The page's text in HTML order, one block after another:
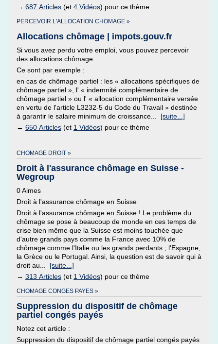
→ 687 Articles (et 4 Vidéos) pour ce thème
PERCEVOIR L'ALLOCATION CHOMAGE »
Allocations chômage | impots.gouv.fr
Si vous avez perdu votre emploi, vous pouvez percevoir
des allocations chômage.
Ce sont par exemple :
en cas de chômage partiel : les « allocations spécifiques de
chômage partiel », l' « indemnité complémentaire de
chômage partiel » ou l' « allocation complémentaire versée
en vertu de l'article L3232-5 du Code du Travail » destinée
à garantir le salaire minimum de croissance... [suite...]
→ 650 Articles (et 1 Vidéos) pour ce thème
CHOMAGE DROIT »
Droit à l'assurance chômage en Suisse -
Wegroup
0 Aimes
Droit à l'assurance chômage en Suisse
Droit à l'assurance chômage en Suisse ! Le problème du
chômage se pose à beaucoup de monde en ces temps de
crise bien même que la Suisse est moins touchée que
d'autre grands pays comme la France avec 10% de
chômage comme l'Italie ou les grands perdants ; l'Espagne,
la Grèce ou le Portugal. Ainsi, la question est de savoir qui à
droit au... [suite...]
→ 313 Articles (et 1 Vidéos) pour ce thème
CHOMAGE CONGES PAYES »
Suppression du dispositif de chômage
partiel congés payés
Notez cet article :
Suppression du dispositif de chômage partiel congés payés